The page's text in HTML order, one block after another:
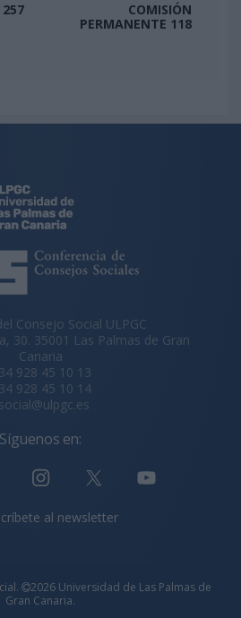
257
COMISIÓN
PERMANENTE 118
Consejo Social ULPGC
30. 35001 Las Palmas de Gran
Canaria
928 45 10 13
928 45 10 14
Síguenos en:
al newsletter
2026 Universidad de Las Palmas de
Gran Canaria.